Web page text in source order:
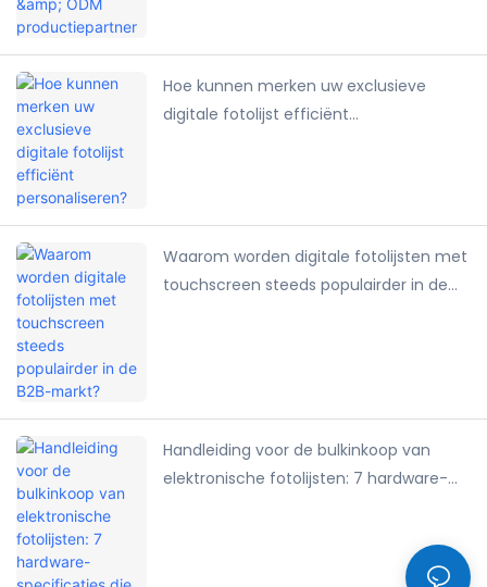
Hoe kunnen merken uw exclusieve
digitale fotolijst efficiënt
Waarom worden digitale fotolijsten met
touchscreen steeds populairder in de
Handleiding voor de bulkinkoop van
elektronische fotolijsten: 7 hardware-